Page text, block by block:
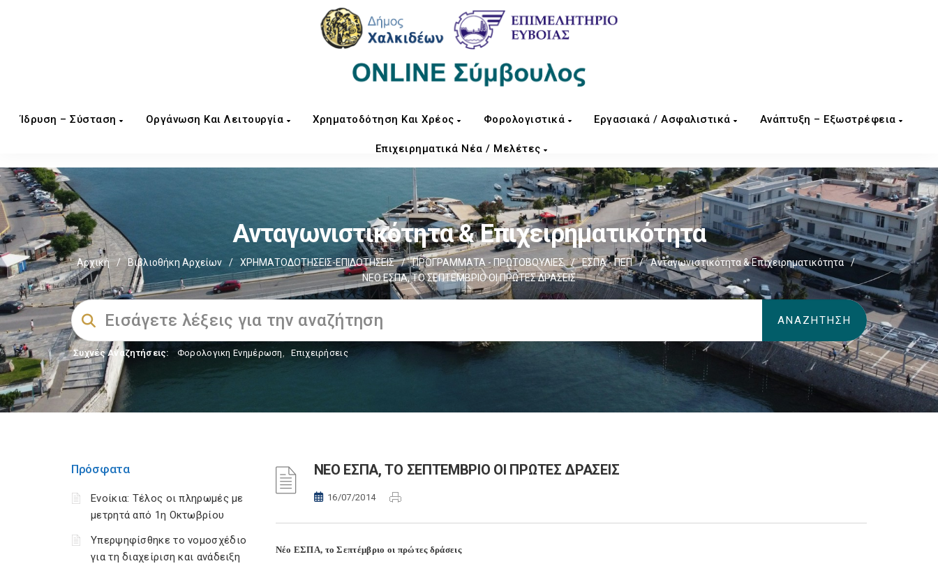
Ίδρυση – Σύσταση Οργάνωση Και Λειτουργία Χρηματοδότηση Και Χρέος Φορολογιστικά Εργασιακά / Ασφαλιστικά Ανάπτυξη – Εξωστρέφεια
Επιχειρηματικά Νέα / Μελέτες
Ανταγωνιστικότητα & Επιχειρηματικότητα
Αρχική / Βιβλιοθήκη Αρχείων / ΧΡΗΜΑΤΟΔΟΤΗΣΕΙΣ-ΕΠΙΔΟΤΗΣΕΙΣ / ΠΡΟΓΡΑΜΜΑΤΑ - ΠΡΩΤΟΒΟΥΛΙΕΣ / ΕΣΠΑ - ΠΕΠ / Ανταγωνιστικότητα & Επιχειρηματικότητα
/
ΝΕΟ ΕΣΠΑ, ΤΟ ΣΕΠΤΕΜΒΡΙΟ ΟΙ ΠΡΩΤΕΣ ΔΡΑΣΕΙΣ
Συχνές Αναζητήσεις: Φορολογικη Ενημέρωση, Επιχειρήσεις
Πρόσφατα
Ενοίκια: Τέλος οι πληρωμές με
μετρητά από 1η Οκτωβρίου
Υπερψηφίσθηκε το νομοσχέδιο
για τη διαχείριση και ανάδειξη
ΝΕΟ ΕΣΠΑ, ΤΟ ΣΕΠΤΕΜΒΡΙΟ ΟΙ ΠΡΩΤΕΣ ΔΡΑΣΕΙΣ
16/07/2014
Νέο ΕΣΠΑ, το Σεπτέμβριο οι πρώτες δράσεις